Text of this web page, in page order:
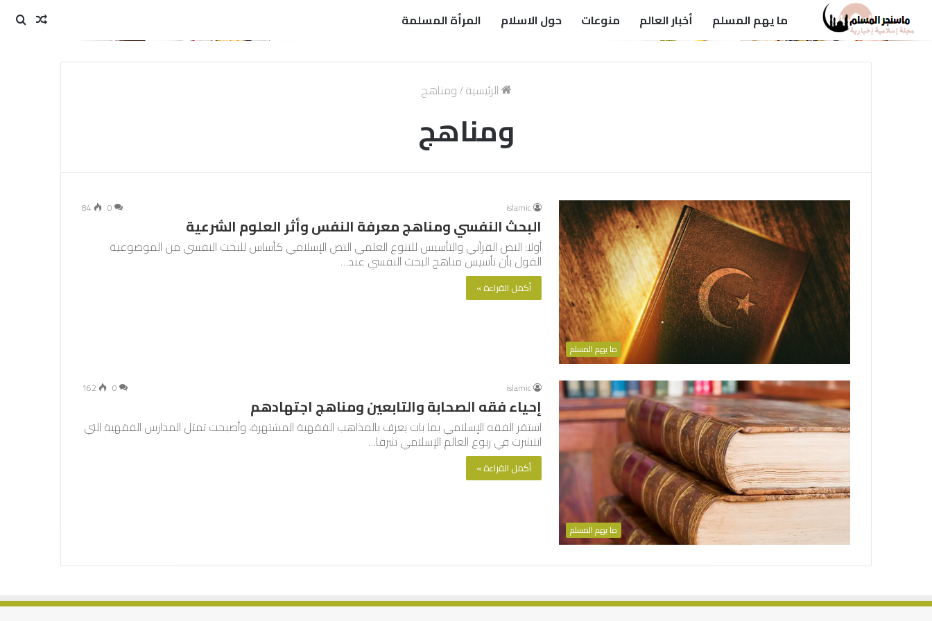
ما يهم المسلم أخبار العالم منوعات حول الاسلام المرأة المسلمة
مقال
الرئيسية/ومناهج
ومناهج
ما يهم المسلم
islamic
0
84
البحث النفسي ومناهج معرفة النفس وأثر العلوم الشرعية
أولا: النص القرآني والتأسيس للتنوع العلمي النص الإسلامي كأساس للبحث النفسي من الموضوعية
القول بأن تأسيس مناهج البحث النفسي عند…
أكمل القراءة »
ما يهم المسلم
islamic
0
162
إحياء فقه الصحابة والتابعين ومناهج اجتهادهم
استقر الفقه الإسلامي بما بات يعرف بالمذاهب الفقهية المشتهرة، وأصبحت تمثل المدارس الفقهية التي
انتشرت في ربوع العالم الإسلامي شرقا…
أكمل القراءة »